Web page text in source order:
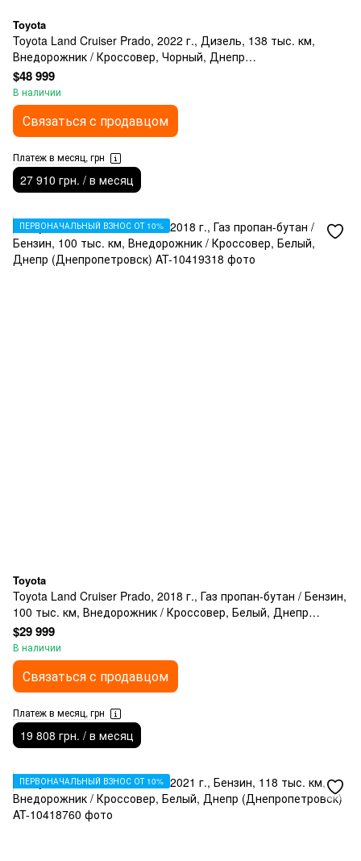
Toyota
Toyota Land Cruiser Prado, 2022 г., Дизель, 138 тыс. км,
Внедорожник / Кроссовер, Чорный, Днепр
(Днепропетровск)
$48 999
В наличии
Связаться с продавцом
Платеж в месяц, грн
27 910 грн. / в месяц
ПЕРВОНАЧАЛЬНЫЙ ВЗНОС ОТ 10%
Toyota
Toyota Land Cruiser Prado, 2018 г., Газ пропан-бутан / Бензин,
100 тыс. км, Внедорожник / Кроссовер, Белый, Днепр
(Днепропетровск)
$29 999
В наличии
Связаться с продавцом
Платеж в месяц, грн
19 808 грн. / в месяц
ПЕРВОНАЧАЛЬНЫЙ ВЗНОС ОТ 10%